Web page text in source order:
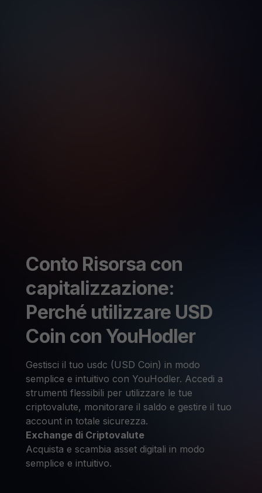
Conto Risorsa con
capitalizzazione:
Perché utilizzare USD
Coin con YouHodler
Gestisci il tuo usdc (USD Coin) in modo
semplice e intuitivo con YouHodler. Accedi a
strumenti flessibili per utilizzare le tue
criptovalute, monitorare il saldo e gestire il tuo
account in totale sicurezza.
Exchange di Criptovalute
Acquista e scambia asset digitali in modo
semplice e intuitivo.